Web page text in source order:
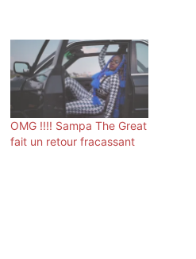
OMG !!!! Sampa The Great
fait un retour fracassant